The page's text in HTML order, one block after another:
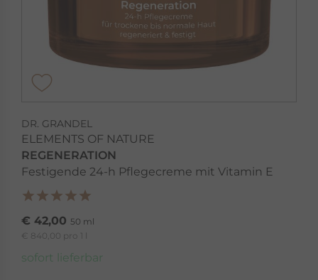
DR. GRANDEL
ELEMENTS OF NATURE
REGENERATION
Festigende 24-h Pflegecreme mit Vitamin E
€ 42,00 50 ml
€ 840,00 pro 1 l
sofort lieferbar